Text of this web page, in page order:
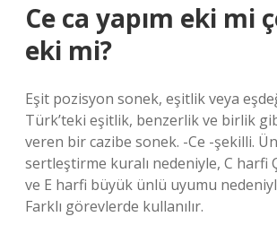
Ce ca yapım eki mi
eki mi?
Eşit pozisyon sonek, eşitlik veya
Türk’teki eşitlik, benzerlik ve birlik
veren bir cazibe sonek. -Ce -şekilli.
sertleştirme kuralı nedeniyle, C harfi
ve E harfi büyük ünlü uyumu
Farklı görevlerde kullanılır.